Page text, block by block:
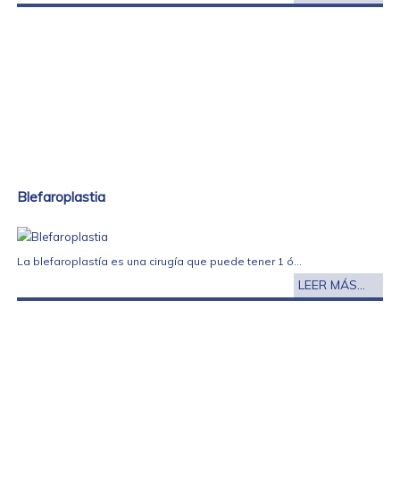
Blefaroplastia
La blefaroplastía es una cirugía que puede tener 1 ó...
LEER MÁS...